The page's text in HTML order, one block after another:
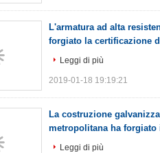
L'armatura ad alta
forgiato la certificazione
Leggi di più
2019-01-18 19:19:21
La costruzione
metropolitana ha
Leggi di più